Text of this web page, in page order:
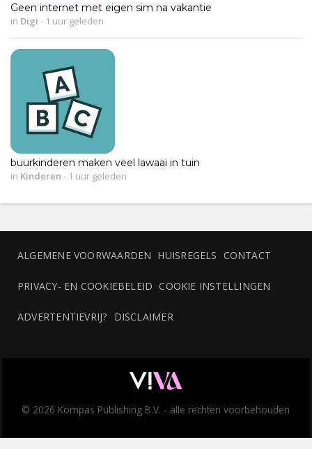
Geen internet met eigen sim na vakantie
in Digi - 1 uur geleden
buurkinderen maken veel lawaai in tuin
in Kinderen - 1 uur geleden
ALGEMENE VOORWAARDEN HUISREGELS CONTACT
PRIVACY- EN COOKIEBELEID COOKIE INSTELLINGEN
ADVERTENTIEVRIJ? DISCLAIMER
© 2026 Kompas Publishing B.V. - alle rechten voorbehouden